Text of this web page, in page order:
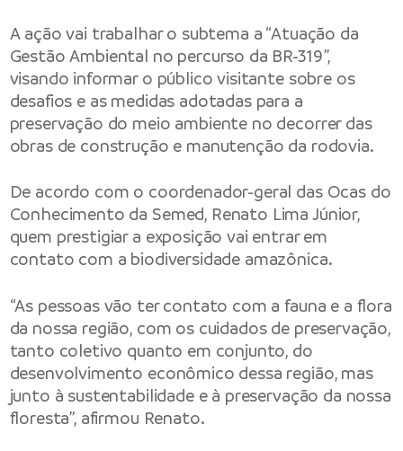
A ação vai trabalhar o subtema a “Atuação da
Gestão Ambiental no percurso da BR-319”,
visando informar o público visitante sobre os
desafios e as medidas adotadas para a
preservação do meio ambiente no decorrer das
obras de construção e manutenção da rodovia.
De acordo com o coordenador-geral das Ocas do
Conhecimento da Semed, Renato Lima Júnior,
quem prestigiar a exposição vai entrar em
contato com a biodiversidade amazônica.
“As pessoas vão ter contato com a fauna e a flora
da nossa região, com os cuidados de preservação,
tanto coletivo quanto em conjunto, do
desenvolvimento econômico dessa região, mas
junto à sustentabilidade e à preservação da nossa
floresta”, afirmou Renato.